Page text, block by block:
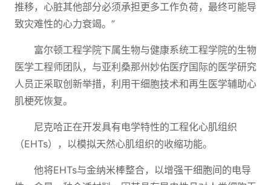
推移，心脏其他部分必须承担更多工作负荷，最终可能导
致灾难性的心力衰竭。”
富尔顿工程学院下属生物与健康系统工程学院的生物
医学工程师团队，与亚利桑那州妙佑医疗国际的医学研究
人员正采取创新举措，利用干细胞技术和再生医学辅助心
肌梗死恢复。
尼克哈正在开发具有电学特性的工程化心肌组织
（EHTs），以模拟天然心肌组织的收缩功能。
他将EHTs与金纳米棒整合，以增强干细胞间的电导